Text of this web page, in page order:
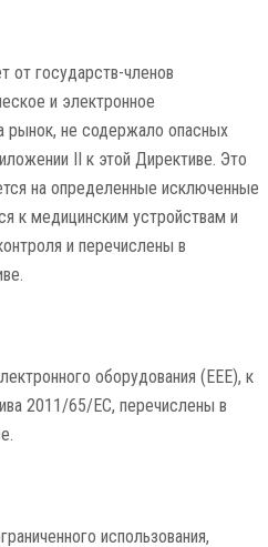
от государств-членов
и электронное
рынок, не содержало опасных
II к этой Директиве. Это
на определенные исключенные
к медицинским устройствам и
и перечислены в
оборудования (EEE), к
2011/65/ЕС, перечислены в
использования,